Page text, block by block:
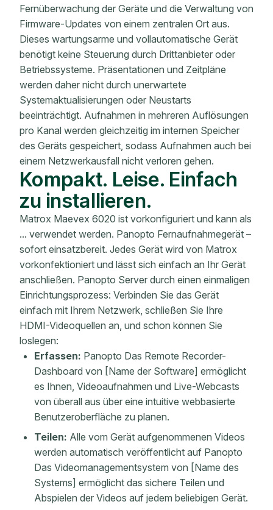
Fernüberwachung der Geräte und die Verwaltung von
Firmware-Updates von einem zentralen Ort aus.
Dieses wartungsarme und vollautomatische Gerät
benötigt keine Steuerung durch Drittanbieter oder
Betriebssysteme. Präsentationen und Zeitpläne
werden daher nicht durch unerwartete
Systemaktualisierungen oder Neustarts
beeinträchtigt. Aufnahmen in mehreren Auflösungen
pro Kanal werden gleichzeitig im internen Speicher
des Geräts gespeichert, sodass Aufnahmen auch bei
einem Netzwerkausfall nicht verloren gehen.
Kompakt. Leise. Einfach
zu installieren.
Matrox Maevex 6020 ist vorkonfiguriert und kann als
... verwendet werden. Panopto Fernaufnahmegerät –
sofort einsatzbereit. Jedes Gerät wird von Matrox
vorkonfektioniert und lässt sich einfach an Ihr Gerät
anschließen. Panopto Server durch einen einmaligen
Einrichtungsprozess: Verbinden Sie das Gerät
einfach mit Ihrem Netzwerk, schließen Sie Ihre
HDMI-Videoquellen an, und schon können Sie
loslegen:
Erfassen: Panopto Das Remote Recorder-
Dashboard von [Name der Software] ermöglicht
es Ihnen, Videoaufnahmen und Live-Webcasts
von überall aus über eine intuitive webbasierte
Benutzeroberfläche zu planen.
Teilen: Alle vom Gerät aufgenommenen Videos
werden automatisch veröffentlicht auf Panopto
Das Videomanagementsystem von [Name des
Systems] ermöglicht das sichere Teilen und
Abspielen der Videos auf jedem beliebigen Gerät.